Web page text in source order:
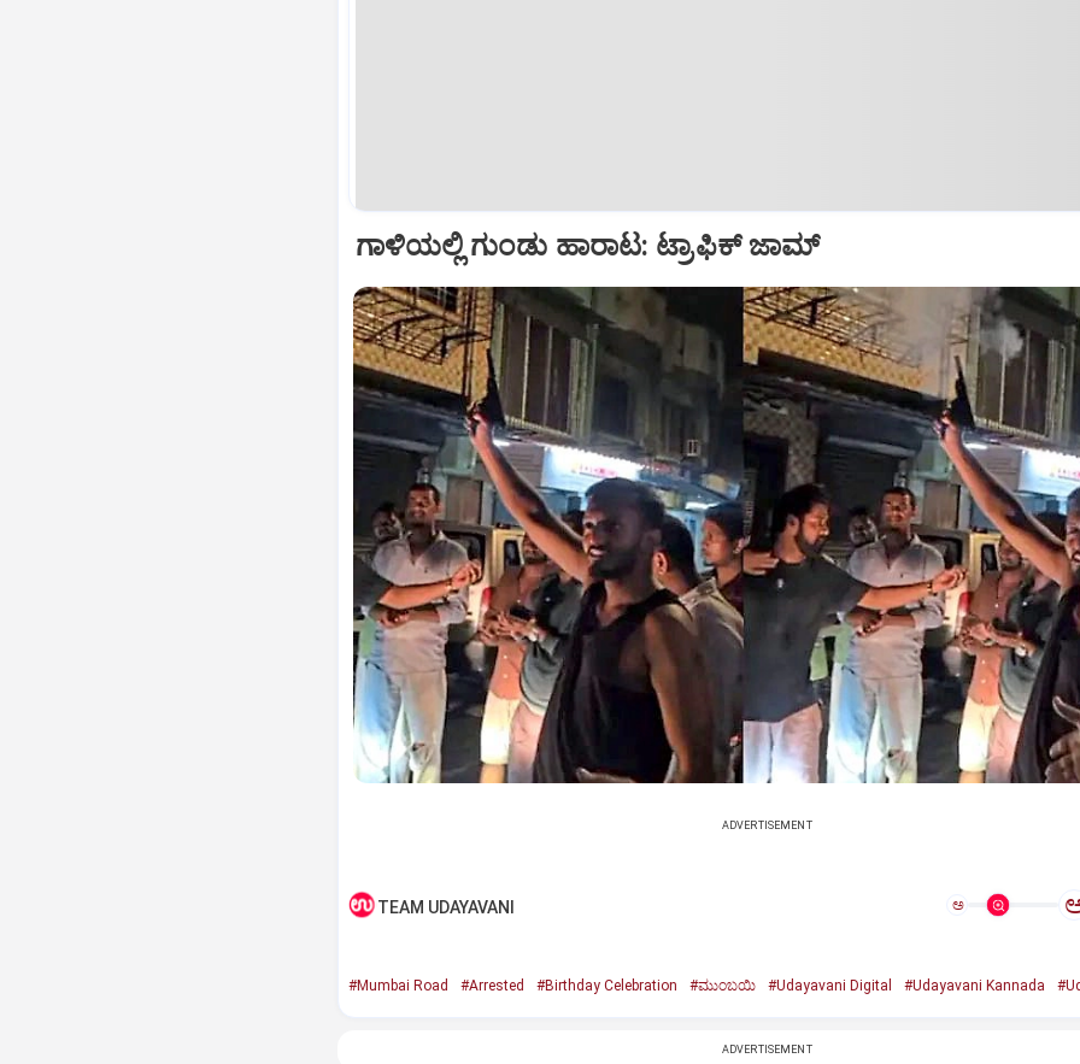
ಗಾಳಿಯಲ್ಲಿ ಗುಂಡು ಹಾರಾಟ: ಟ್ರಾಫಿಕ್‌ ಜಾಮ್
ADVERTISEMENT
TEAM UDAYAVANI ಅ
#Mumbai Road #Arrested #Birthday Celebration #ಮುಂಬಯಿ #Udayavani Digital #Udayavani Kannada
ADVERTISEMENT